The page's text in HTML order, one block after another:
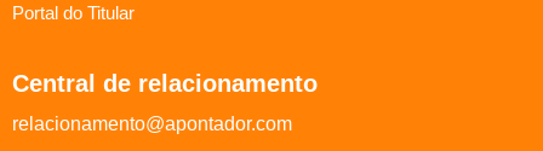
Portal do Titular
Central de relacionamento
relacionamento@apontador.com